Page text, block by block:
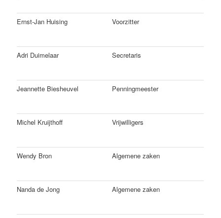
Ernst-Jan Huising Voorzitter
Adri Duimelaar Secretaris
Jeannette Biesheuvel Penningmeester
Michel Kruijthoff Vrijwilligers
Wendy Bron Algemene zaken
Nanda de Jong Algemene zaken